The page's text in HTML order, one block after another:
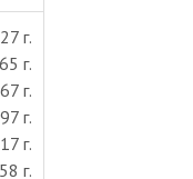
г.
г.
г.
г.
г.
г.